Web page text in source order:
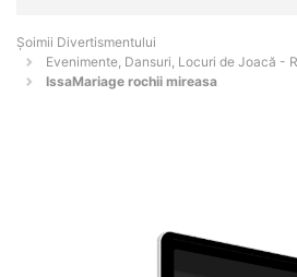
Şoimii Divertismentului
Evenimente, Dansuri, Locuri de Joacă -
IssaMariage rochii mireasa